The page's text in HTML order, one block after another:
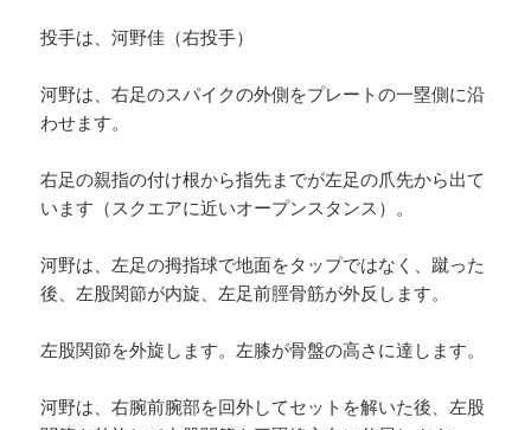
投手は、河野佳（右投手）
河野は、右足のスパイクの外側をプレートの一塁側に沿
わせます。
右足の親指の付け根から指先までが左足の爪先から出て
います（スクエアに近いオープンスタンス）。
河野は、左足の拇指球で地面をタップではなく、蹴った
後、左股関節が内旋、左足前脛骨筋が外反します。
左股関節を外旋します。左膝が骨盤の高さに達します。
河野は、右腕前腕部を回外してセットを解いた後、左股